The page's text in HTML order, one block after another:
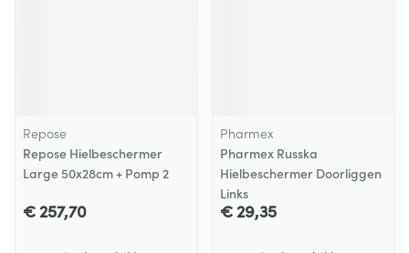
Repose
Repose Hielbeschermer
Large 50x28cm + Pomp 2
€ 257,70
Pharmex
Pharmex Russka
Hielbeschermer Doorliggen
Links
€ 29,35